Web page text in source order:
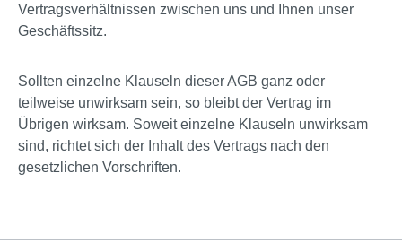
Vertragsverhältnissen zwischen uns und Ihnen unser
Geschäftssitz.
Sollten einzelne Klauseln dieser AGB ganz oder
teilweise unwirksam sein, so bleibt der Vertrag im
Übrigen wirksam. Soweit einzelne Klauseln unwirksam
sind, richtet sich der Inhalt des Vertrags nach den
gesetzlichen Vorschriften.